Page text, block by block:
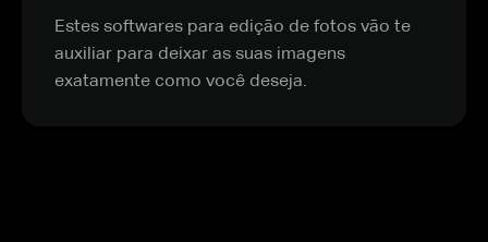
Estes softwares para edição de fotos vão te
auxiliar para deixar as suas imagens
exatamente como você deseja.